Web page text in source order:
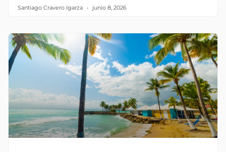
Santiago Cravero Igarza junio 8, 2026